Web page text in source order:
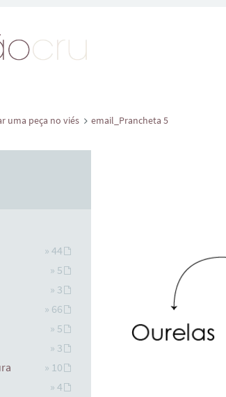
uma peça no viés email_Prancheta 5
» 44
» 5
» 3
» 66
» 5
» 3
» 10
» 4